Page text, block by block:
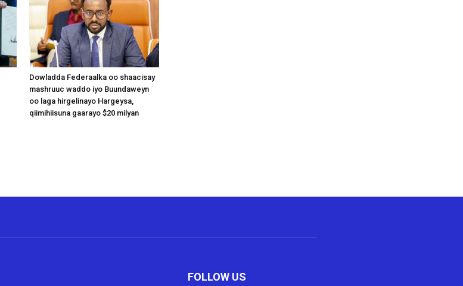
Dowladda Federaalka oo shaacisay
mashruuc waddo iyo Buundaweyn
oo laga hirgelinayo Hargeysa,
qiimihiisuna gaarayo $20 milyan
FOLLOW US